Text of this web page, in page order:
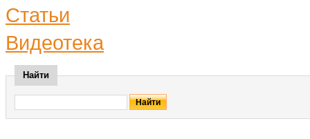
Статьи
Видеотека
Найти